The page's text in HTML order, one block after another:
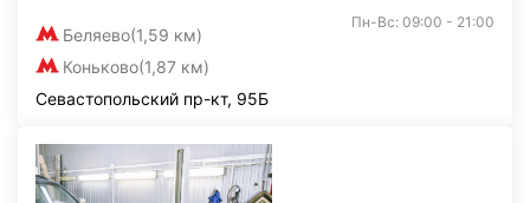
Беляево(1,59 км)
Коньково(1,87 км)
Пн-Вс: 09:00 - 21:00
Севастопольский пр-кт, 95Б